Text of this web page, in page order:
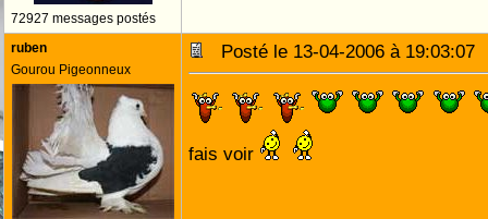
72927 messages postés
ruben
Gourou Pigeonneux
Posté le 13-04-2006 à
fais voir